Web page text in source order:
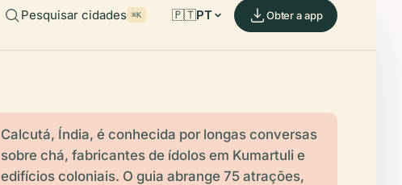
Pesquisar cidades ⌘K 🇵🇹PT Obter a app
Calcutá, Índia, é conhecida por longas conversas
sobre chá, fabricantes de ídolos em Kumartuli e
edifícios coloniais. O guia abrange 75 atrações,